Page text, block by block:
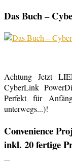
Das Buch –
Achtung Jetzt
CyberLink
Perfekt für
unterwegs...)!
Convenience
inkl. 20 fertige